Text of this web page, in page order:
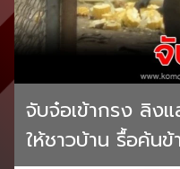
จับจ๋อเข้ากรง ลิง
ให้ชาวบ้าน รื้อค้นข้